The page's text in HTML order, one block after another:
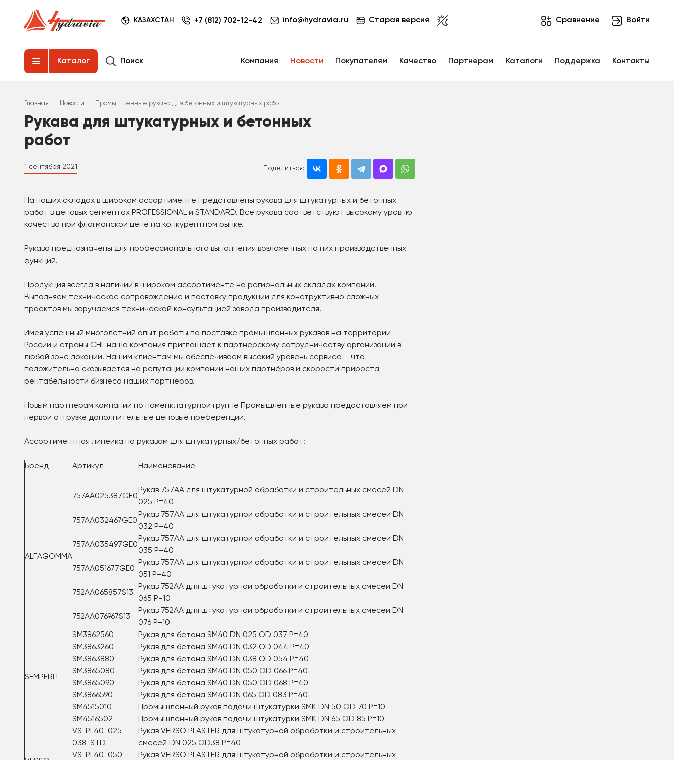
КАЗАХСТАН +7 (812) 702-12-42 info@hydravia.ru Старая версия Cравнение Войти
Каталог Поиск Компания Новости Покупателям Качество Партнерам Каталоги Поддержка Контакты
Главная – Новости – Промышленные рукава для бетонных и штукатурных работ
Рукава для штукатурных и бетонных
работ
1 сентября 2021 Поделиться:
На наших складах в широком ассортименте представлены рукава для штукатурных и бетонных
работ в ценовых сегментах PROFESSIONAL и STANDARD. Все рукава соответствуют высокому уровню
качества при флагманской цене на конкурентном рынке.
Рукава предназначены для профессионального выполнения возложенных на них производственных
функций.
Продукция всегда в наличии в широком ассортименте на региональных складах компании.
Выполняем техническое сопровождение и поставку продукции для конструктивно сложных
проектов мы заручаемся технической консультацией завода производителя.
Имея успешный многолетний опыт работы по поставке промышленных рукавов на территории
России и страны СНГ наша компания приглашает к партнерскому сотрудничеству организации в
любой зоне локации. Нашим клиентам мы обеспечиваем высокий уровень сервиса – что
положительно сказывается на репутации компании наших партнёров и скорости прироста
рентабельности бизнеса наших партнеров.
Новым партнёрам компании по номенклатурной группе Промышленные рукава предоставляем при
первой отгрузке дополнительные ценовые преференции.
Ассортиментная линейка по рукавам для штукатурных/бетонных работ:
Бренд Артикул Наименование
ALFAGOMMA
757AA025387GE0
Рукав 757AA для штукатурной обработки и строительных смесей DN
025 Р=40
757AA032467GE0
Рукав 757AA для штукатурной обработки и строительных смесей DN
032 Р=40
757AA035497GE0
Рукав 757AA для штукатурной обработки и строительных смесей DN
035 Р=40
757AA051677GE0
Рукав 757AA для штукатурной обработки и строительных смесей DN
051 Р=40
752AA065857S13
Рукав 752AA для штукатурной обработки и строительных смесей DN
065 Р=10
752AA076967S13
Рукав 752AA для штукатурной обработки и строительных смесей DN
076 Р=10
SEMPERIT
SM3862560
Рукав для бетона SM40 DN 025 OD 037 P=40
SM3863260
Рукав для бетона SM40 DN 032 OD 044 P=40
SM3863880
Рукав для бетона SM40 DN 038 OD 054 P=40
SM3865080
Рукав для бетона SM40 DN 050 OD 066 P=40
SM3865090
Рукав для бетона SM40 DN 050 OD 068 P=40
SM3866590
Рукав для бетона SM40 DN 065 OD 083 P=40
SM4515010
Промышленный рукав подачи штукатурки SMK DN 50 OD 70 P=10
SM4516502
Промышленный рукав подачи штукатурки SMK DN 65 OD 85 P=10
VS-PL40-025-
038-STD
Рукав VERSO PLASTER для штукатурной обработки и строительных
смесей DN 025 OD38 Р=40
VS-PL40-050-
Рукав VERSO PLASTER для штукатурной обработки и строительных